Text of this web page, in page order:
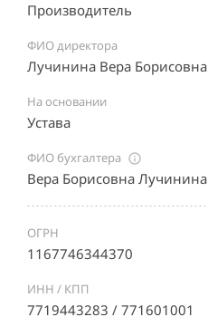
Производитель
ФИО директора
Лучинина Вера Борисовна
На основании
Устава
ФИО бухгалтера
Вера Борисовна Лучинина
ОГРН
1167746344370
ИНН / КПП
7719443283 / 771601001